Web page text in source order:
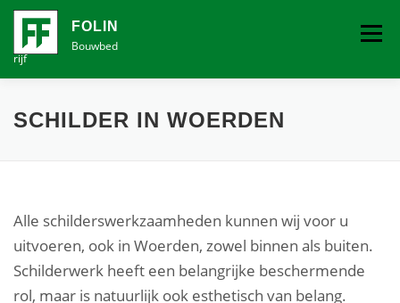
inhoud
FOLIN
Bouwbed
rijf
Menu
VOCHTBESTRIJDING
SCHILDER IN WOERDEN
Alle schilderswerkzaamheden kunnen wij voor u
uitvoeren, ook in Woerden, zowel binnen als buiten.
Schilderwerk heeft een belangrijke beschermende
rol, maar is natuurlijk ook esthetisch van belang.